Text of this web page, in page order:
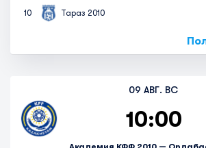
10 Тараз 2010
09 АВГ. ВС
10:00